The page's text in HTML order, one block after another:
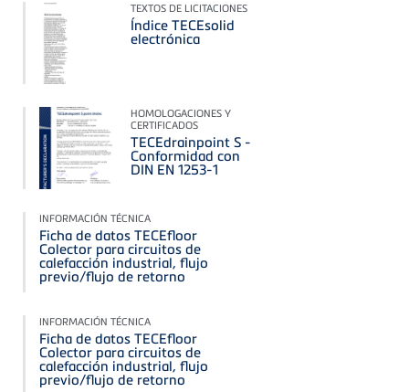
TEXTOS DE LICITACIONES
Índice TECEsolid
electrónica
HOMOLOGACIONES Y
CERTIFICADOS
TECEdrainpoint S -
Conformidad con
DIN EN 1253-1
INFORMACIÓN TÉCNICA
Ficha de datos TECEfloor
Colector para circuitos de
calefacción industrial, flujo
previo/flujo de retorno
INFORMACIÓN TÉCNICA
Ficha de datos TECEfloor
Colector para circuitos de
calefacción industrial, flujo
previo/flujo de retorno